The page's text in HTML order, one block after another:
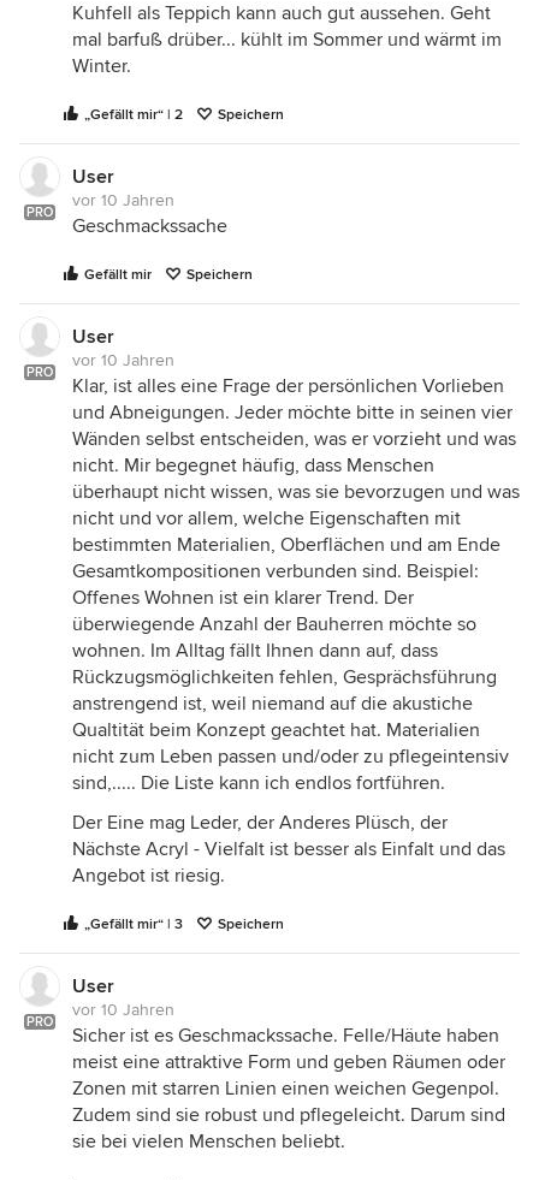
Kuhfell als Teppich kann auch gut aussehen. Geht
mal barfuß drüber... kühlt im Sommer und wärmt im
Winter.
„Gefällt mir“ | 2 Speichern
PRO
User
vor 10 Jahren
Geschmackssache
Gefällt mir Speichern
PRO
User
vor 10 Jahren
Klar, ist alles eine Frage der persönlichen Vorlieben
und Abneigungen. Jeder möchte bitte in seinen vier
Wänden selbst entscheiden, was er vorzieht und was
nicht. Mir begegnet häufig, dass Menschen
überhaupt nicht wissen, was sie bevorzugen und was
nicht und vor allem, welche Eigenschaften mit
bestimmten Materialien, Oberflächen und am Ende
Gesamtkompositionen verbunden sind. Beispiel:
Offenes Wohnen ist ein klarer Trend. Der
überwiegende Anzahl der Bauherren möchte so
wohnen. Im Alltag fällt Ihnen dann auf, dass
Rückzugsmöglichkeiten fehlen, Gesprächsführung
anstrengend ist, weil niemand auf die akustiche
Qualtität beim Konzept geachtet hat. Materialien
nicht zum Leben passen und/oder zu pflegeintensiv
sind,..... Die Liste kann ich endlos fortführen.
Der Eine mag Leder, der Anderes Plüsch, der
Nächste Acryl - Vielfalt ist besser als Einfalt und das
Angebot ist riesig.
„Gefällt mir“ | 3 Speichern
PRO
User
vor 10 Jahren
Sicher ist es Geschmackssache. Felle/Häute haben
meist eine attraktive Form und geben Räumen oder
Zonen mit starren Linien einen weichen Gegenpol.
Zudem sind sie robust und pflegeleicht. Darum sind
sie bei vielen Menschen beliebt.